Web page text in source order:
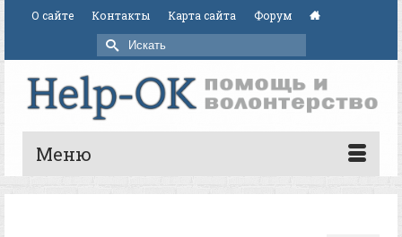
О сайте Контакты Карта сайта
Форум
Искать:
Меню